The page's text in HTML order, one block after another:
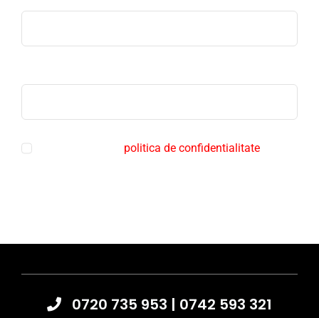
politica de confidentialitate
0720 735 953 | 0742 593 321